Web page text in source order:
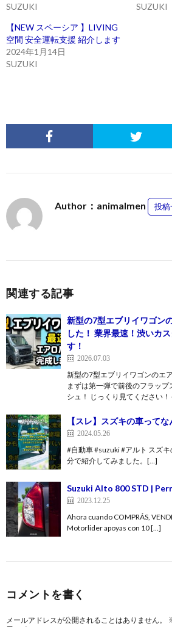
SUZUKI
SUZUKI
【NEW スペーシア 】LIVING
空間 安全運転支援 紹介します
2024年1月14日
SUZUKI
Author：animalmen 投稿
関連する記事
新型の7型エブリイワゴン
した！ 業界最速！渋いカ
す！
2026.07.03
新型の7型エブリイワゴンのエ
まずは第一弾で前後のフラッ
シュ！ じっくり見てください
【スレ】スズキの車って
2024.05.26
#自動車 #suzuki #アルト スズ
分で紹介してみました。[…]
Suzuki Alto 800 STD |
2023.12.25
Ahora cuando COMPRÁS,
Motorlider apoyas con 10 […]
コメントを書く
メールアドレスが公開されることはありません。